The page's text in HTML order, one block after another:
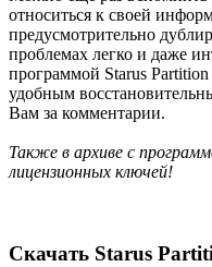
относиться к своей
предусмотрительно
проблемах легко и даже
программой Starus
удобным
Вам за комментарии.
Также в архиве с
лицензионных ключей!
Скачать Starus